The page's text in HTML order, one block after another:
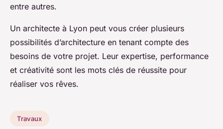
entre autres.
Un architecte à Lyon peut vous créer plusieurs
possibilités d’architecture en tenant compte des
besoins de votre projet. Leur expertise, performance
et créativité sont les mots clés de réussite pour
réaliser vos rêves.
Travaux